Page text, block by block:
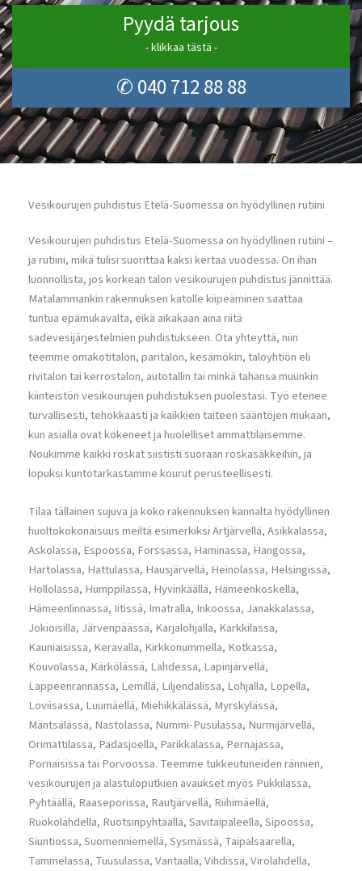
Pyydä tarjous
- klikkaa tästä -
✆ 040 712 88 88
Vesikourujen puhdistus Etelä-Suomessa on hyödyllinen rutiini
Vesikourujen puhdistus Etelä-Suomessa on hyödyllinen rutiini –
ja rutiini, mikä tulisi suorittaa kaksi kertaa vuodessa. On ihan
luonnollista, jos korkean talon vesikourujen puhdistus jännittää.
Matalammankin rakennuksen katolle kiipeäminen saattaa
tuntua epämukavalta, eikä aikakaan aina riitä
sadevesijärjestelmien puhdistukseen. Ota yhteyttä, niin
teemme omakotitalon, paritalon, kesämökin, taloyhtiön eli
rivitalon tai kerrostalon, autotallin tai minkä tahansa muunkin
kiinteistön vesikourujen puhdistuksen puolestasi. Työ etenee
turvallisesti, tehokkaasti ja kaikkien taiteen sääntöjen mukaan,
kun asialla ovat kokeneet ja huolelliset ammattilaisemme.
Noukimme kaikki roskat siististi suoraan roskasäkkeihin, ja
lopuksi kuntotarkastamme kourut perusteellisesti.
Tilaa tällainen sujuva ja koko rakennuksen kannalta hyödyllinen
huoltokokonaisuus meiltä esimerkiksi Artjärvellä, Asikkalassa,
Askolassa, Espoossa, Forssassa, Haminassa, Hangossa,
Hartolassa, Hattulassa, Hausjärvellä, Heinolassa, Helsingissä,
Hollolassa, Humppilassa, Hyvinkäällä, Hämeenkoskella,
Hämeenlinnassa, Iitissä, Imatralla, Inkoossa, Janakkalassa,
Jokioisilla, Järvenpäässä, Karjalohjalla, Karkkilassa,
Kauniaisissa, Keravalla, Kirkkonummella, Kotkassa,
Kouvolassa, Kärkölässä, Lahdessa, Lapinjärvellä,
Lappeenrannassa, Lemillä, Liljendalissa, Lohjalla, Lopella,
Loviisassa, Luumäellä, Miehikkälässä, Myrskylässä,
Mäntsälässä, Nastolassa, Nummi-Pusulassa, Nurmijärvellä,
Orimattilassa, Padasjoella, Parikkalassa, Pernajassa,
Pornaisissa tai Porvoossa. Teemme tukkeutuneiden rännien,
vesikourujen ja alastuloputkien avaukset myös Pukkilassa,
Pyhtäällä, Raaseporissa, Rautjärvellä, Riihimäellä,
Ruokolahdella, Ruotsinpyhtäällä, Savitaipaleella, Sipoossa,
Siuntiossa, Suomenniemellä, Sysmässä, Taipalsaarella,
Tammelassa, Tuusulassa, Vantaalla, Vihdissä, Virolahdella,